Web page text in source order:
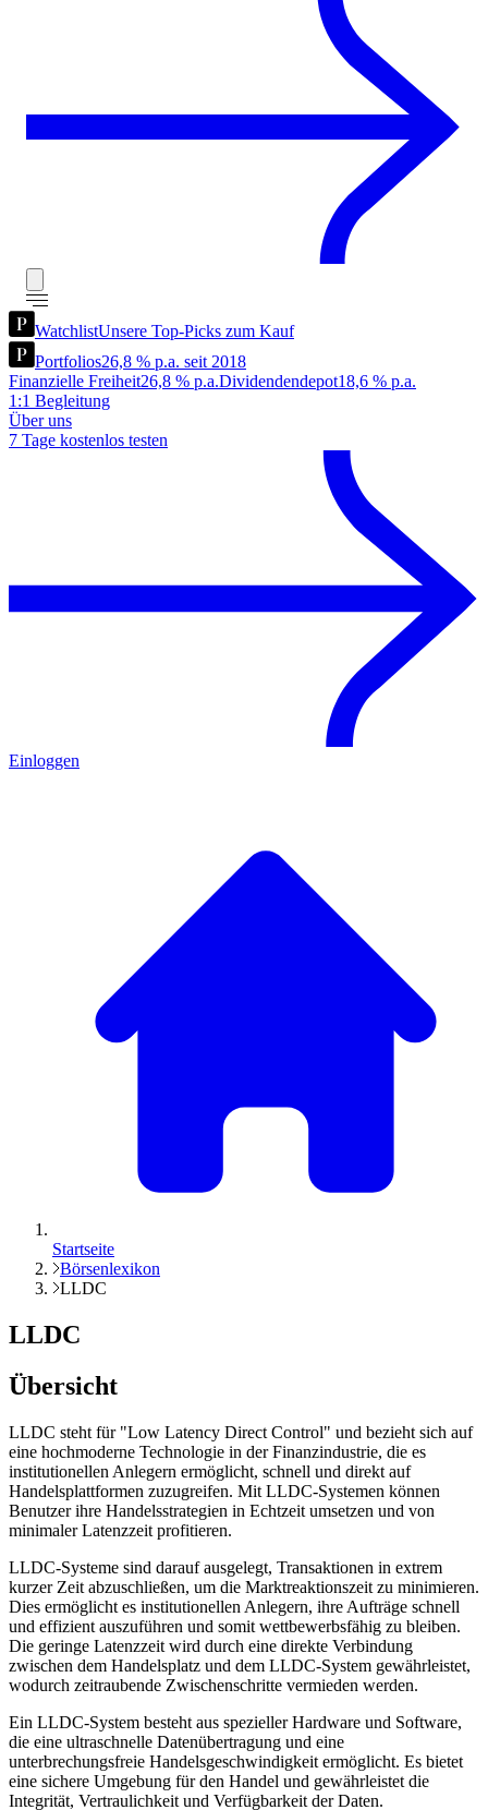
WatchlistUnsere Top-Picks zum Kauf
Portfolios26,8 % p.a. seit 2018
Finanzielle Freiheit26,8 % p.a.Dividendendepot18,6 % p.a.
1:1 Begleitung
Über uns
7 Tage kostenlos testen
Einloggen
Startseite
Börsenlexikon
LLDC
LLDC
Übersicht
LLDC steht für "Low Latency Direct Control" und bezieht sich auf
eine hochmoderne Technologie in der Finanzindustrie, die es
institutionellen Anlegern ermöglicht, schnell und direkt auf
Handelsplattformen zuzugreifen. Mit LLDC-Systemen können
Benutzer ihre Handelsstrategien in Echtzeit umsetzen und von
minimaler Latenzzeit profitieren.
LLDC-Systeme sind darauf ausgelegt, Transaktionen in extrem
kurzer Zeit abzuschließen, um die Marktreaktionszeit zu minimieren.
Dies ermöglicht es institutionellen Anlegern, ihre Aufträge schnell
und effizient auszuführen und somit wettbewerbsfähig zu bleiben.
Die geringe Latenzzeit wird durch eine direkte Verbindung
zwischen dem Handelsplatz und dem LLDC-System gewährleistet,
wodurch zeitraubende Zwischenschritte vermieden werden.
Ein LLDC-System besteht aus spezieller Hardware und Software,
die eine ultraschnelle Datenübertragung und eine
unterbrechungsfreie Handelsgeschwindigkeit ermöglicht. Es bietet
eine sichere Umgebung für den Handel und gewährleistet die
Integrität, Vertraulichkeit und Verfügbarkeit der Daten.